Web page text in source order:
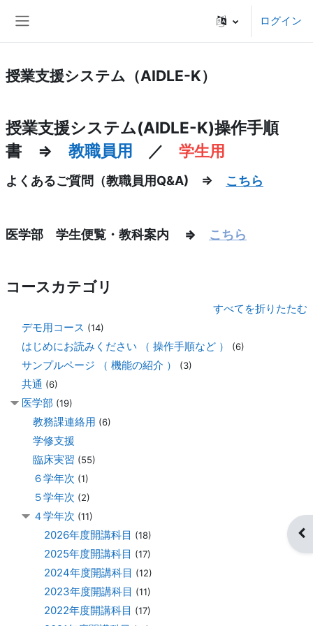
ログイン
ブ
授業支援システム（AIDLE-K）
授業支援システム(AIDLE-K)操作手順
書 ⇒ 教職員用 ／ 学生用
よくあるご質問（教職員用Q&A) ⇒ こちら
医学部 学生便覧・教科案内 ⇒ こちら
コースカテゴリ
すべてを折りたたむ
デモ用コース (14)
はじめにお読みください （ 操作手順など ） (6)
サンプルページ （ 機能の紹介 ） (3)
共通 (6)
医学部 (19)
教務課連絡用 (6)
学修支援
臨床実習 (55)
６学年次 (1)
５学年次 (2)
４学年次 (11)
2026年度開講科目 (18)
2025年度開講科目 (17)
2024年度開講科目 (12)
2023年度開講科目 (11)
2022年度開講科目 (17)